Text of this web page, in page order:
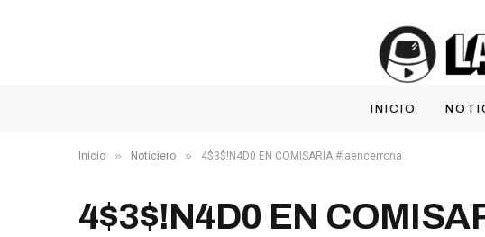
INICIO
Inicio » Noticiero » 4$3$!N4D0 EN COMISARÍA #laencerrona
4$3$!N4D0 EN